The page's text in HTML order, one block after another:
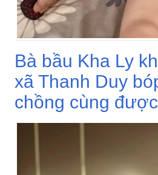
Bà bầu Kha Ly
xã Thanh Duy
chồng cùng